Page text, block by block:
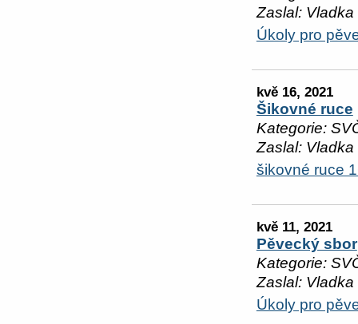
Zaslal: Vladka
Úkoly pro
kvě 16, 2021
Šikovné ruce
Kategorie:
Zaslal: Vladka
šikovné ruce
kvě 11, 2021
Pěvecký sbor
Kategorie:
Zaslal: Vladka
Úkoly pro